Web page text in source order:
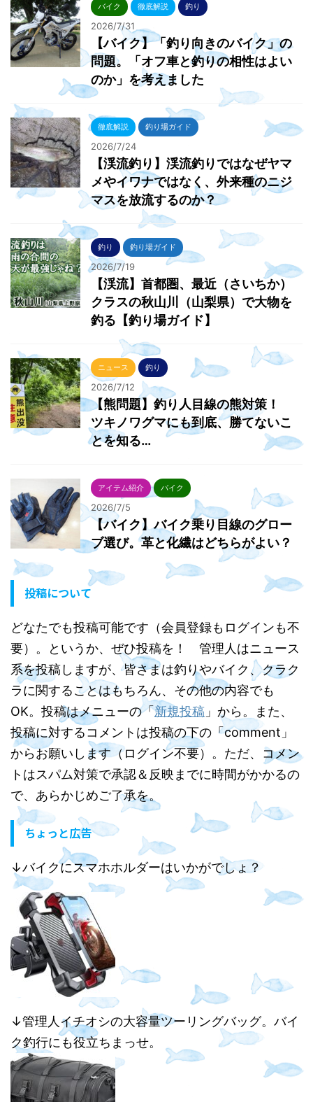
バイク 徹底解説 釣り
2026/7/31
【バイク】「釣り向きのバイク」の
問題。「オフ車と釣りの相性はよい
のか」を考えました
徹底解説 釣り場ガイド
2026/7/24
【渓流釣り】渓流釣りではなぜヤマ
メやイワナではなく、外来種のニジ
マスを放流するのか？
釣り 釣り場ガイド
2026/7/19
【渓流】首都圏、最近（さいちか）
クラスの秋山川（山梨県）で大物を
釣る【釣り場ガイド】
ニュース 釣り
2026/7/12
【熊問題】釣り人目線の熊対策！
ツキノワグマにも到底、勝てないこ
とを知る…
アイテム紹介 バイク
2026/7/5
【バイク】バイク乗り目線のグロー
ブ選び。革と化繊はどちらがよい？
投稿について
どなたでも投稿可能です（会員登録もログインも不
要）。というか、ぜひ投稿を！ 管理人はニュース
系を投稿しますが、皆さまは釣りやバイク、クラク
ラに関することはもちろん、その他の内容でも
OK。投稿はメニューの「新規投稿 」から。また、
投稿に対するコメントは投稿の下の「comment」
からお願いします（ログイン不要）。ただ、コメン
トはスパム対策で承認＆反映までに時間がかかるの
で、あらかじめご了承を。
ちょっと広告
↓バイクにスマホホルダーはいかがでしょ？
↓管理人イチオシの大容量ツーリングバッグ。バイ
ク釣行にも役立ちまっせ。